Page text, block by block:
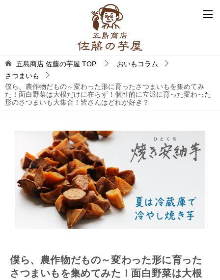
五島商店 佐藤の芋屋 TOP
おいもコラム
さつまいも
僕ら、農作物だもの～変わった形に育ったさつまいもを集めてみ
た！面白野菜は大根だけに在らず！個性的に立派に育った変わった
形のさつまいも大集合！皆さんはどれが好き？
僕ら、農作物だもの～変わった形に育った
さつまいもを集めてみた！面白野菜は大根